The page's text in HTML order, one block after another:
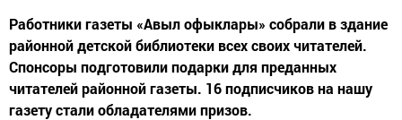
Работники газеты «Авыл офыклары» собрали в здание
районной детской библиотеки всех своих читателей.
Спонсоры подготовили подарки для преданных
читателей районной газеты. 16 подписчиков на нашу
газету стали обладателями призов.